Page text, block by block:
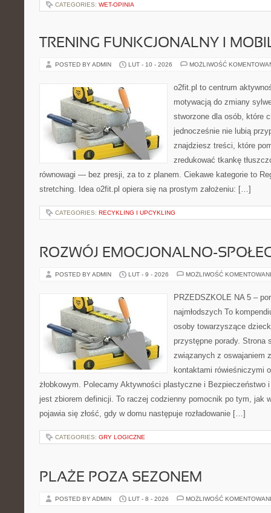
CATEGORIES: WET-OPINIA
TRENING FUNKCJONALNY I
POSTED BY ADMIN LUT - 10 - 2026 MOŻLIWOŚĆ
o2fit.pl to centrum
motywacją do zmiany
stworzone dla osób, które
jednocześnie nie lubią
znajdziesz treści, które
zredukować tkankę
równowagi — bez presji, za to z planem. Ciekawe kategorie to
stretching. Idea o2fit.pl opiera się na prostym założeniu: […]
CATEGORIES: RECYKLING I UPCYKLING
ROZWÓJ EMOCJONALNO-
POSTED BY ADMIN LUT - 9 - 2026 MOŻLIWOŚĆ
PRZEDSZKOLE NA 5 –
najmłodszych To
osoby towarzyszące
przystępne porady. Strona
związanych z oswajaniem
kontaktami rówieśniczymi
żłobkowym. Polecamy Aktywności plastyczne i Bezpieczeństwo
jest zbiorem definicji. To raczej codzienny pomocnik po tym, jak
pojawia się złość, gdy w domu następuje rozładowanie […]
CATEGORIES: GRY LOGICZNE
PLAŻE POZA SEZONEM
POSTED BY ADMIN LUT - 8 - 2026 MOŻLIWOŚĆ